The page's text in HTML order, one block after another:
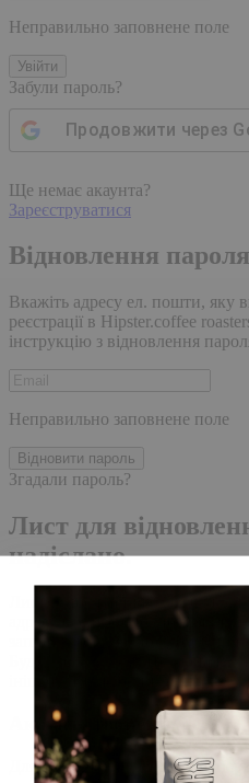
Неправильно заповнене поле
Увійти
Забули пароль?
Продовжити через
Ще немає акаунта?
Зареєструватися
Відновлення пароля
Вкажіть адресу ел. пошти, яку
реєстрації в Hipster.coffee
інструкцію з відновлення
Неправильно заповнене поле
Відновити пароль
Згадали пароль?
Лист для
надіслано.
Лист із посиланням для
адресу електронної пошти,
запису, доставка
Будь ласка, зачекайте
ініціювати ще один запит.
Акаунт створено
Для завершення реєстрації,